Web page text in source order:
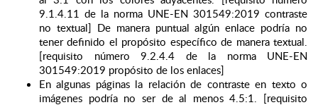
9.1.4.11 de la norma UNE-EN 301549:2019 contraste
no textual] De manera puntual algún enlace podría no
tener definido el propósito específico de manera textual.
[requisito número 9.2.4.4 de la norma UNE-EN
301549:2019 propósito de los enlaces]
En algunas páginas la relación de contraste en texto o
imágenes podría no ser de al menos 4.5:1. [requisito